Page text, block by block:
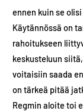
ennen kuin se
Käytännössä on
rahoitukseen
keskusteluun
voitaisiin saada
on tärkeä pitää
Regmin aloite toi